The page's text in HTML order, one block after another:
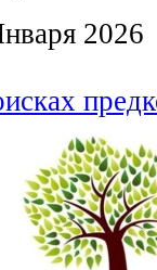
2026